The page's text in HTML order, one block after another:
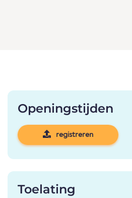
Openingstijden
registreren
Toelating